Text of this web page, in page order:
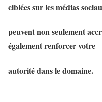
ciblées sur les médias
peuvent non seulement
également renforcer votre
autorité dans le domaine.